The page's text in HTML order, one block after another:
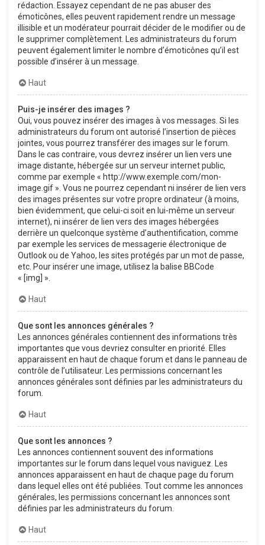
rédaction. Essayez cependant de ne pas abuser des
émoticônes, elles peuvent rapidement rendre un message
illisible et un modérateur pourrait décider de le modifier ou de
le supprimer complètement. Les administrateurs du forum
peuvent également limiter le nombre d’émoticônes qu’il est
possible d’insérer à un message.
Haut
Puis-je insérer des images ?
Oui, vous pouvez insérer des images à vos messages. Si les
administrateurs du forum ont autorisé l’insertion de pièces
jointes, vous pourrez transférer des images sur le forum.
Dans le cas contraire, vous devrez insérer un lien vers une
image distante, hébergée sur un serveur internet public,
comme par exemple « http://www.exemple.com/mon-
image.gif ». Vous ne pourrez cependant ni insérer de lien vers
des images présentes sur votre propre ordinateur (à moins,
bien évidemment, que celui-ci soit en lui-même un serveur
internet), ni insérer de lien vers des images hébergées
derrière un quelconque système d’authentification, comme
par exemple les services de messagerie électronique de
Outlook ou de Yahoo, les sites protégés par un mot de passe,
etc. Pour insérer une image, utilisez la balise BBCode
« [img] ».
Haut
Que sont les annonces générales ?
Les annonces générales contiennent des informations très
importantes que vous devriez consulter en priorité. Elles
apparaissent en haut de chaque forum et dans le panneau de
contrôle de l’utilisateur. Les permissions concernant les
annonces générales sont définies par les administrateurs du
forum.
Haut
Que sont les annonces ?
Les annonces contiennent souvent des informations
importantes sur le forum dans lequel vous naviguez. Les
annonces apparaissent en haut de chaque page du forum
dans lequel elles ont été publiées. Tout comme les annonces
générales, les permissions concernant les annonces sont
définies par les administrateurs du forum.
Haut